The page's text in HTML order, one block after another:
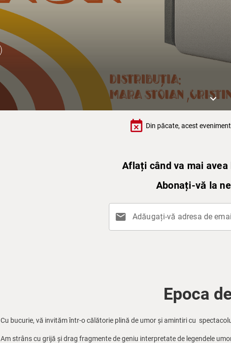
keyboard_arrow_down
event_busy Din păcate, acest
Aflați când va mai
Abonați-vă la
mail Adăugați-vă adresa de
Epoca
Cu bucurie, vă invităm într-o călătorie plină de umor și amintiri cu
Am strâns cu grijă și drag fragmente de geniu interpretate de legendele